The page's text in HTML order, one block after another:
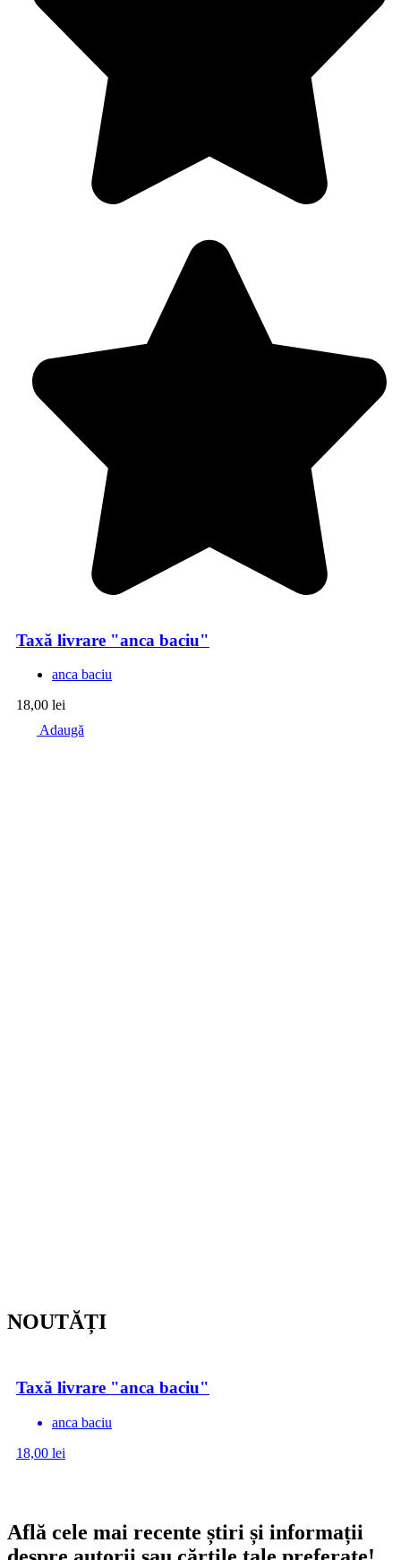
Taxă livrare "anca baciu"
anca baciu
18,00 lei
Adaugă
NOUTĂȚI
Taxă livrare "anca baciu"
anca baciu
18,00 lei
Află cele mai recente știri și informații